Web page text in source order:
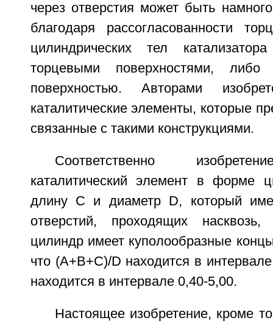
через отверстия может быть
благодаря рассогласованности
цилиндрических тел
торцевыми поверхностями, либо
поверхностью. Авторами
каталитические элементы, которые
связанные с такими конструкциями.
Соответственно
каталитический элемент в форме
длину С и диаметр D, который
отверстий, проходящих
цилиндр имеет куполообразные
что (A+B+C)/D находится в
находится в интервале 0,40-5,00.
Настоящее изобретение, кроме